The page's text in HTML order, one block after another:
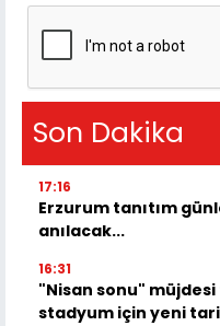
Son Dakika
17:16
Erzurum tanıtım
anılacak...
16:31
"Nisan sonu"
stadyum için yeni